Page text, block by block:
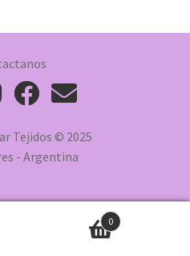
Tejidos © 2025
- Argentina
0